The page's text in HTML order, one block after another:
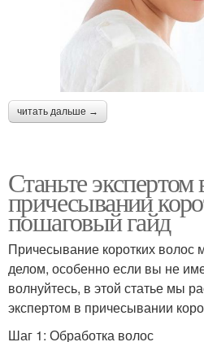
читать дальше →
Станьте экспертом
причесывании
пошаговый гайд
Причесывание коротких
делом, особенно если вы не
волнуйтесь, в этой статье мы
экспертом в причесывании
Шаг 1: Обработка волос